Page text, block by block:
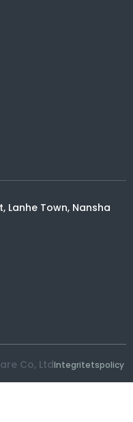
Lanhe Town, Nansha
Co, LtdIntegritetspolicy